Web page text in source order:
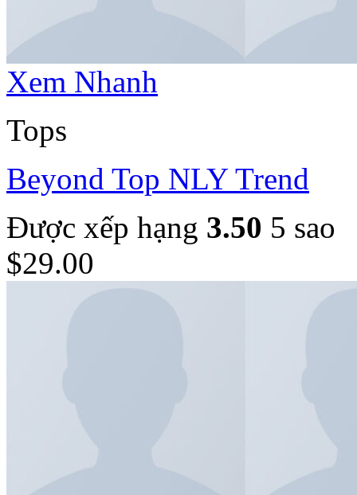
Xem Nhanh
Tops
Beyond Top NLY Trend
Được xếp hạng 3.50 5 sao
$29.00